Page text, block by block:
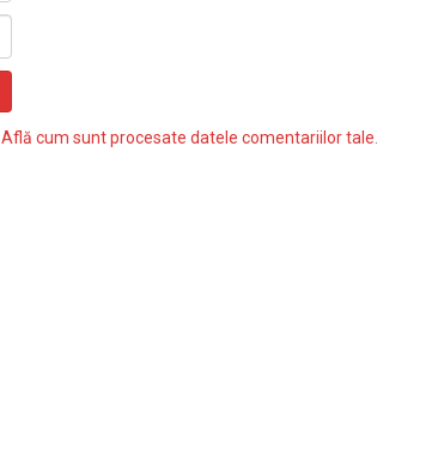
Află cum sunt procesate datele comentariilor tale